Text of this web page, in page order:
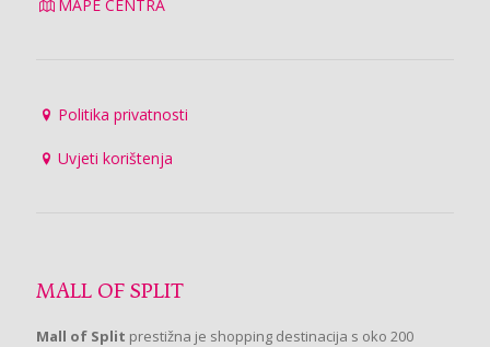
MAPE CENTRA
Politika privatnosti
Uvjeti korištenja
MALL OF SPLIT
Mall of Split prestižna je shopping destinacija s oko 200